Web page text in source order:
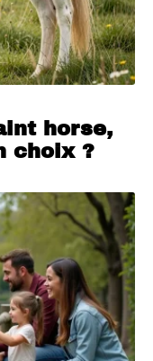
horse,
choix ?